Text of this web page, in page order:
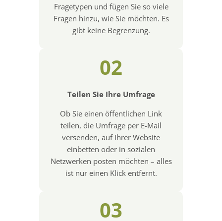
Fragetypen und fügen Sie so viele
Fragen hinzu, wie Sie möchten. Es
gibt keine Begrenzung.
02
Teilen Sie Ihre Umfrage
Ob Sie einen öffentlichen Link
teilen, die Umfrage per E-Mail
versenden, auf Ihrer Website
einbetten oder in sozialen
Netzwerken posten möchten – alles
ist nur einen Klick entfernt.
03